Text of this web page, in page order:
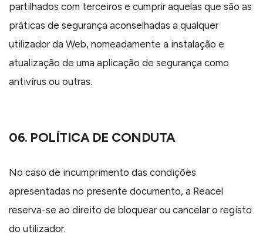
partilhados com terceiros e cumprir aquelas que são as
práticas de segurança aconselhadas a qualquer
utilizador da Web, nomeadamente a instalação e
atualização de uma aplicação de segurança como
antivírus ou outras.
06. POLÍTICA DE CONDUTA
No caso de incumprimento das condições
apresentadas no presente documento, a Reacel
reserva-se ao direito de bloquear ou cancelar o registo
do utilizador.